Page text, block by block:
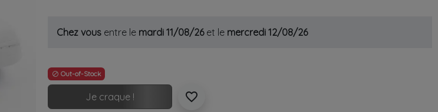
Chez vous entre le mardi 11/08/26et le mercredi 12/08/26
 Out-of-Stock
Je craque ! favorite_border